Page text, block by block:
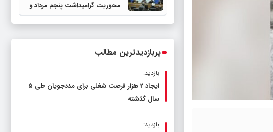
محوریت گرامیداشت پنجم مرداد و
تجلیل از خادمان عرصه نماز برگزار شد
پربازدیدترین مطالب
بازدید:
ایجاد 2 هزار فرصت شغلی برای مددجویان طی ۵
سال گذشته
بازدید: